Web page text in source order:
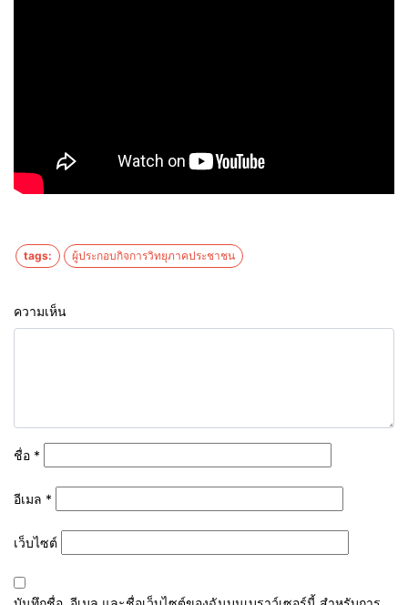
tags: ผู้ประกอบกิจการวิทยุภาคประชาชน
ความเห็น
ชื่อ *
อีเมล *
เว็บไซต์